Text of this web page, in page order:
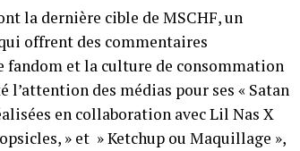
la dernière cible de MSCHF, un
offrent des commentaires
fandom et la culture de consommation
l’attention des médias pour ses « Satan
en collaboration avec Lil Nas X
» et » Ketchup ou Maquillage »,